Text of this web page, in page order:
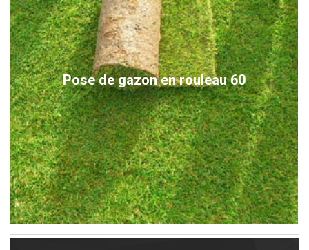
Pose de gazon en rouleau 60